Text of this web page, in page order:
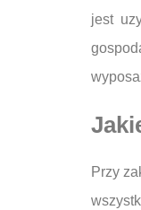
jest
Przy